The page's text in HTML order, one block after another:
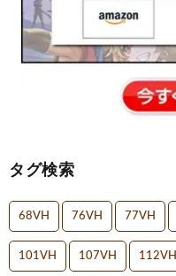
タグ検索
68VH 76VH 77VH
101VH 107VH 112VH